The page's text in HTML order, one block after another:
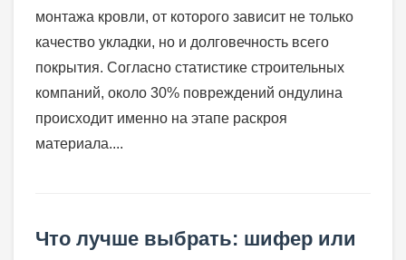
монтажа кровли, от которого зависит не только
качество укладки, но и долговечность всего
покрытия. Согласно статистике строительных
компаний, около 30% повреждений ондулина
происходит именно на этапе раскроя
материала....
Что лучше выбрать: шифер или